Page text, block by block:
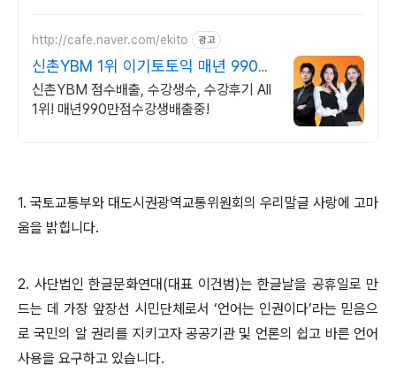
http://cafe.naver.com/ekito 광고
신촌YBM 1위 이기토토익 매년 990
만점수강생배출
신촌YBM 점수배출, 수강생수, 수강후기 All
1위! 매년990만점수강생배출중!
1. 국토교통부와 대도시권광역교통위원회의 우리말글 사랑에 고마
움을 밝힙니다.
2. 사단법인 한글문화연대(대표 이건범)는 한글날을 공휴일로 만
드는 데 가장 앞장선 시민단체로서 ‘언어는 인권이다’라는 믿음으
로 국민의 알 권리를 지키고자 공공기관 및 언론의 쉽고 바른 언어
사용을 요구하고 있습니다.